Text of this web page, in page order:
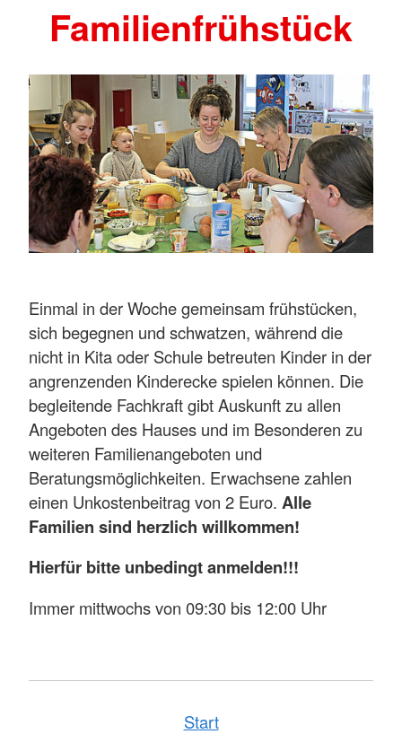
Familienfrühstück
Einmal in der Woche gemeinsam frühstücken,
sich begegnen und schwatzen, während die
nicht in Kita oder Schule betreuten Kinder in der
angrenzenden Kinderecke spielen können. Die
begleitende Fachkraft gibt Auskunft zu allen
Angeboten des Hauses und im Besonderen zu
weiteren Familienangeboten und
Beratungsmöglichkeiten. Erwachsene zahlen
einen Unkostenbeitrag von 2 Euro. Alle
Familien sind herzlich willkommen!
Hierfür bitte unbedingt anmelden!!!
Immer mittwochs von 09:30 bis 12:00 Uhr
Start